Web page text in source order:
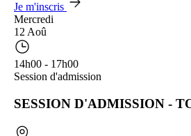
Je m'inscris
Mercredi
12 Aoû
14h00 - 17h00
Session d'admission
SESSION D'ADMISSION -